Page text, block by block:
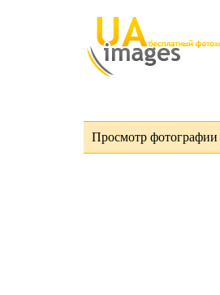
Просмотр